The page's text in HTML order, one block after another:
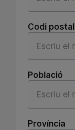
Codi postal
Població
Província